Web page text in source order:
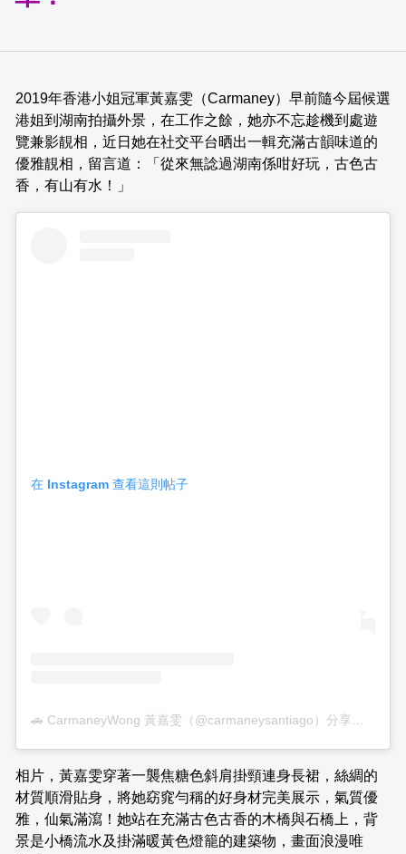
2019年香港小姐冠軍黃嘉雯（Carmaney）早前隨今屆候選
港姐到湖南拍攝外景，在工作之餘，她亦不忘趁機到處遊
覽兼影靚相，近日她在社交平台晒出一輯充滿古韻味道的
優雅靚相，留言道：「從來無諗過湖南係咁好玩，古色古
香，有山有水！」
在 Instagram 查看這則帖子
相片，黃嘉雯穿著一襲焦糖色斜肩掛頸連身長裙，絲綢的
材質順滑貼身，將她窈窕勻稱的好身材完美展示，氣質優
雅，仙氣滿瀉！她站在充滿古色古香的木橋與石橋上，背
景是小橋流水及掛滿暖黃色燈籠的建築物，畫面浪漫唯